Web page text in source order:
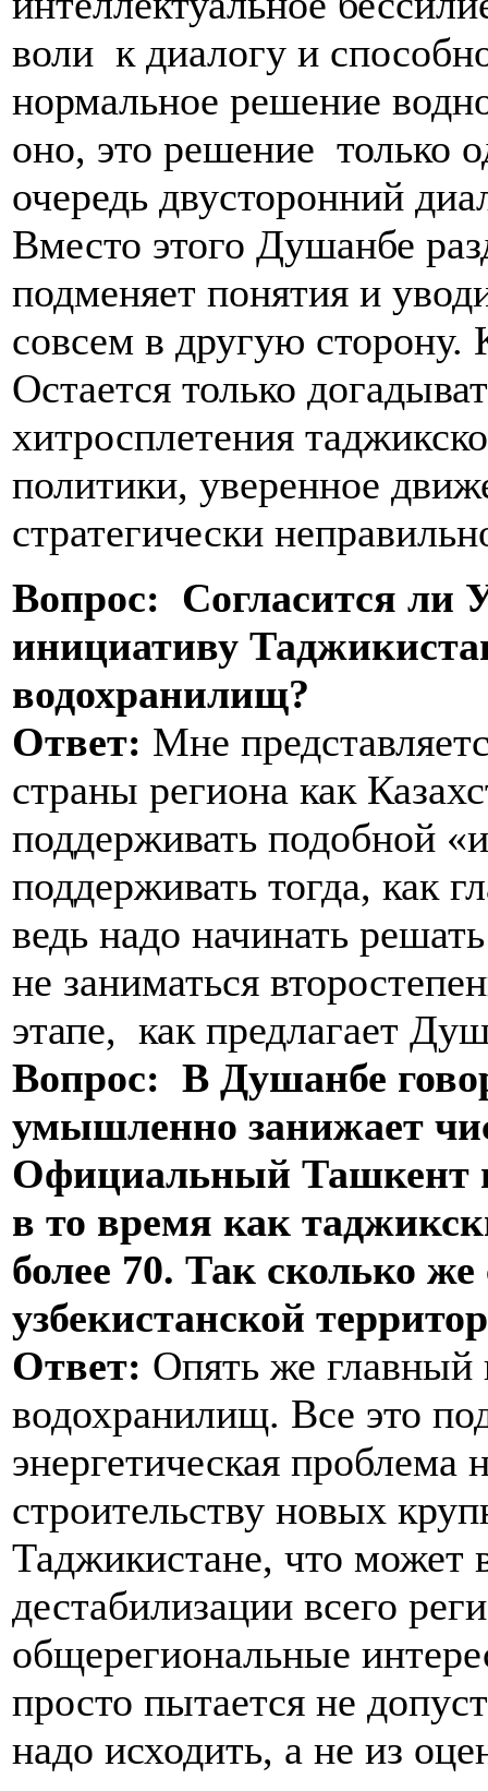
воли к диалогу и
нормальное решение
оно, это решение только
очередь двусторонний
Вместо этого Душанбе
подменяет понятия и
совсем в другую
Остается только
хитросплетения
политики, уверенное
стратегически
Вопрос: Согласится ли
инициативу
водохранилищ?
Ответ: Мне
страны региона как
поддерживать подобной
поддерживать тогда, как
ведь надо начинать
не заниматься
этапе, как предлагает
Вопрос: В Душанбе
умышленно занижает
Официальный Ташкент
в то время как
более 70. Так сколько
узбекистанской
Ответ: Опять же главный
водохранилищ. Все это
энергетическая
строительству новых
Таджикистане, что может
дестабилизации всего
общерегиональные
просто пытается не
надо исходить, а не из